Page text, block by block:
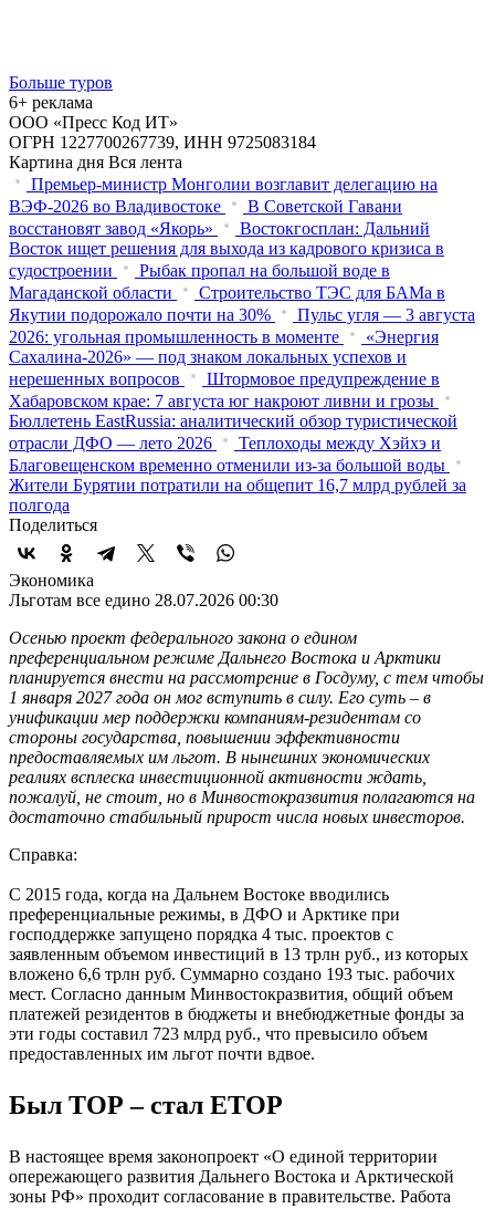
Больше туров
6+ реклама
ООО «Пресс Код ИТ»
ОГРН 1227700267739, ИНН 9725083184
Картина дня Вся лента
Премьер-министр Монголии возглавит делегацию на
ВЭФ‑2026 во Владивостоке
В Советской Гавани
восстановят завод «Якорь»
Востокгосплан: Дальний
Восток ищет решения для выхода из кадрового кризиса в
судостроении
Рыбак пропал на большой воде в
Магаданской области
Строительство ТЭС для БАМа в
Якутии подорожало почти на 30%
Пульс угля — 3 августа
2026: угольная промышленность в моменте
«Энергия
Сахалина-2026» — под знаком локальных успехов и
нерешенных вопросов
Штормовое предупреждение в
Хабаровском крае: 7 августа юг накроют ливни и грозы
Бюллетень EastRussia: аналитический обзор туристической
отрасли ДФО — лето 2026
Теплоходы между Хэйхэ и
Благовещенском временно отменили из-за большой воды
Жители Бурятии потратили на общепит 16,7 млрд рублей за
полгода
Поделиться
Экономика
Льготам все едино 28.07.2026 00:30
Осенью проект федерального закона о едином
преференциальном режиме Дальнего Востока и Арктики
планируется внести на рассмотрение в Госдуму, с тем чтобы
1 января 2027 года он мог вступить в силу. Его суть – в
унификации мер поддержки компаниям-резидентам со
стороны государства, повышении эффективности
предоставляемых им льгот. В нынешних экономических
реалиях всплеска инвестиционной активности ждать,
пожалуй, не стоит, но в Минвостокразвития полагаются на
достаточно стабильный прирост числа новых инвесторов.
Справка:
С 2015 года, когда на Дальнем Востоке вводились
преференциальные режимы, в ДФО и Арктике при
господдержке запущено порядка 4 тыс. проектов с
заявленным объемом инвестиций в 13 трлн руб., из которых
вложено 6,6 трлн руб. Суммарно создано 193 тыс. рабочих
мест. Согласно данным Минвостокразвития, общий объем
платежей резидентов в бюджеты и внебюджетные фонды за
эти годы составил 723 млрд руб., что превысило объем
предоставленных им льгот почти вдвое.
Был ТОР – стал ЕТОР
В настоящее время законопроект «О единой территории
опережающего развития Дальнего Востока и Арктической
зоны РФ» проходит согласование в правительстве. Работа